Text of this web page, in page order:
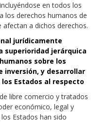
en todos los
los derechos humanos de
afectan a dichos derechos.
jurídicamente
superioridad jerárquica
sobre los
inversión, y desarrollar
Estados al respecto
libre comercio y tratados
económico, legal y
Estados han sido